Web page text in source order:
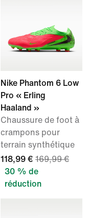
Nike Phantom 6 Low
Pro « Erling
Haaland »
Chaussure de foot à
crampons pour
terrain synthétique
118,99 € 169,99 €
30 % de
réduction